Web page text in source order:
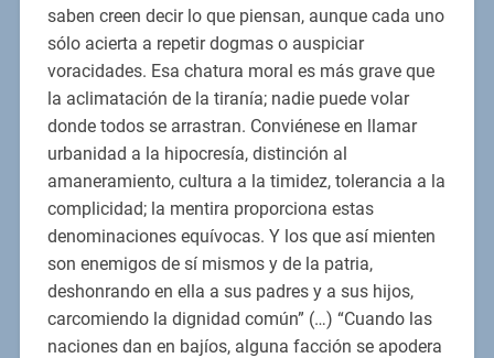
saben creen decir lo que piensan, aunque cada uno
sólo acierta a repetir dogmas o auspiciar
voracidades. Esa chatura moral es más grave que
la aclimatación de la tiranía; nadie puede volar
donde todos se arrastran. Conviénese en llamar
urbanidad a la hipocresía, distinción al
amaneramiento, cultura a la timidez, tolerancia a la
complicidad; la mentira proporciona estas
denominaciones equívocas. Y los que así mienten
son enemigos de sí mismos y de la patria,
deshonrando en ella a sus padres y a sus hijos,
carcomiendo la dignidad común” (…) “Cuando las
naciones dan en bajíos, alguna facción se apodera